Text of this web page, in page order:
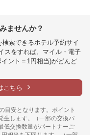
ませんか？
索できるホテル予約サイ
スをすれば、マイル・電子
ント＝1円相当)がどんど
こちら
目安となります。ポイント
生します。（一部の交換パ
低交換数量がパートナーご